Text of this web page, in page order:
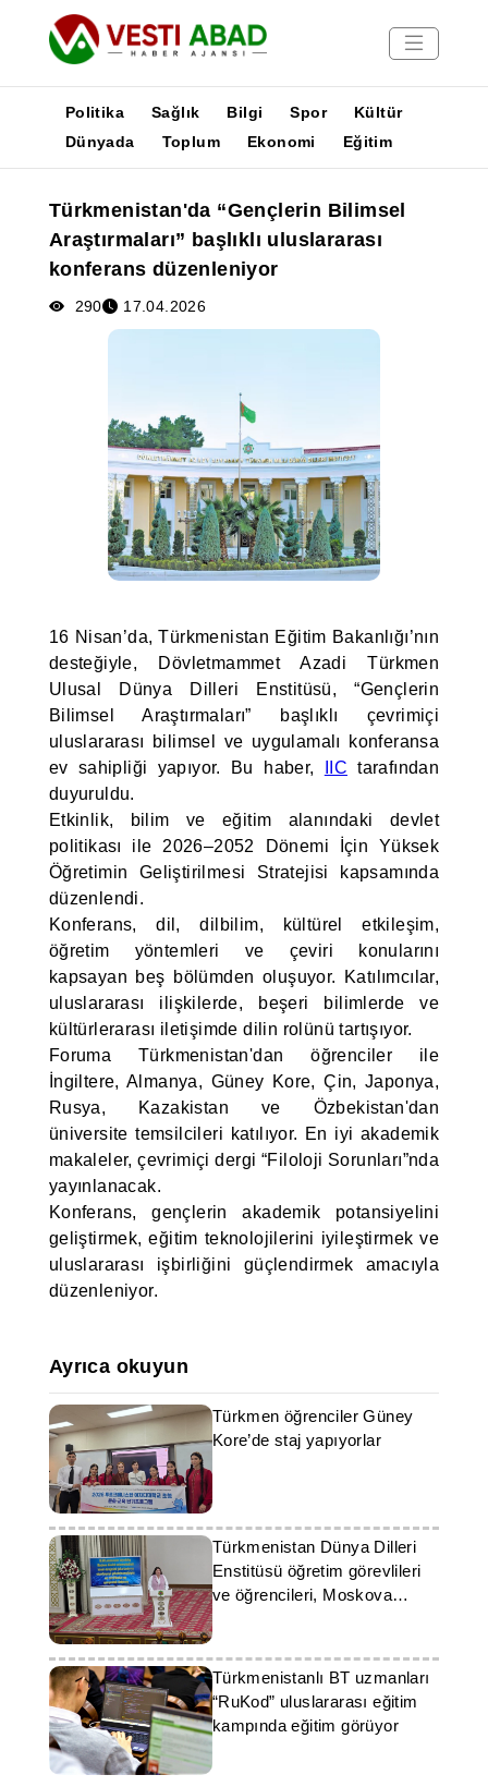
Yayınlar
Medya
Poster
Politika Sağlık Bilgi Spor
Kültür
Dünyada
Toplum Ekonomi Eğitim
Türkmenistan'da “Gençlerin Bilimsel
Araştırmaları” başlıklı uluslararası
konferans düzenleniyor
290 17.04.2026
16 Nisan’da, Türkmenistan Eğitim Bakanlığı’nın
desteğiyle, Dövletmammet Azadi Türkmen
Ulusal Dünya Dilleri Enstitüsü, “Gençlerin
Bilimsel Araştırmaları” başlıklı çevrimiçi
uluslararası bilimsel ve uygulamalı konferansa
ev sahipliği yapıyor. Bu haber,
IIC tarafından
duyuruldu.
Etkinlik, bilim ve eğitim alanındaki devlet
politikası ile 2026–2052 Dönemi İçin Yüksek
Öğretimin Geliştirilmesi Stratejisi kapsamında
düzenlendi.
Konferans, dil, dilbilim, kültürel etkileşim,
öğretim yöntemleri ve çeviri konularını
kapsayan beş bölümden oluşuyor. Katılımcılar,
uluslararası ilişkilerde, beşeri bilimlerde ve
kültürlerarası iletişimde dilin rolünü tartışıyor.
Foruma Türkmenistan'dan öğrenciler ile
İngiltere, Almanya, Güney Kore, Çin, Japonya,
Rusya, Kazakistan ve Özbekistan'dan
üniversite temsilcileri katılıyor. En iyi akademik
makaleler, çevrimiçi dergi “Filoloji Sorunları”nda
yayınlanacak.
Konferans, gençlerin akademik potansiyelini
geliştirmek, eğitim teknolojilerini iyileştirmek ve
uluslararası işbirliğini güçlendirmek amacıyla
düzenleniyor.
Ayrıca okuyun
Türkmen öğrenciler Güney
Kore’de staj yapıyorlar
Türkmenistan Dünya Dilleri
Enstitüsü öğretim görevlileri
ve öğrencileri, Moskova
Devlet Üniversitesi
sertifikalarını aldı
Türkmenistanlı BT uzmanları
“RuKod” uluslararası eğitim
kampında eğitim görüyor